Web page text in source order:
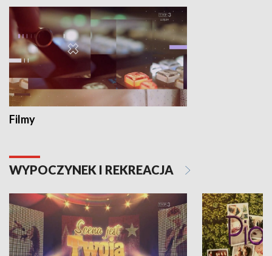
Filmy
WYPOCZYNEK I REKREACJA